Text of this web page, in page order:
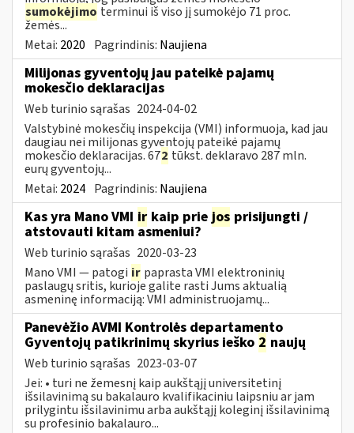
sumokėjimo terminui iš viso jį sumokėjo 71 proc.
žemės...
Metai: 2020 Pagrindinis: Naujiena
Milijonas gyventojų jau pateikė pajamų
mokesčio deklaracijas
Web turinio sąrašas 2024-04-02
Valstybinė mokesčių inspekcija (VMI) informuoja, kad jau
daugiau nei milijonas gyventojų pateikė pajamų
mokesčio deklaracijas. 672 tūkst. deklaravo 287 mln.
eurų gyventojų...
Metai: 2024 Pagrindinis: Naujiena
Kas yra Mano VMI ir kaip prie jos prisijungti /
atstovauti kitam asmeniui?
Web turinio sąrašas 2020-03-23
Mano VMI — patogi ir paprasta VMI elektroninių
paslaugų sritis, kurioje galite rasti Jums aktualią
asmeninę informaciją: VMI administruojamų...
Panevėžio AVMI Kontrolės departamento
Gyventojų patikrinimų skyrius ieško 2 naujų
Web turinio sąrašas 2023-03-07
Jei: • turi ne žemesnį kaip aukštąjį universitetinį
išsilavinimą su bakalauro kvalifikaciniu laipsniu ar jam
prilygintu išsilavinimu arba aukštąjį koleginį išsilavinimą
su profesinio bakalauro...